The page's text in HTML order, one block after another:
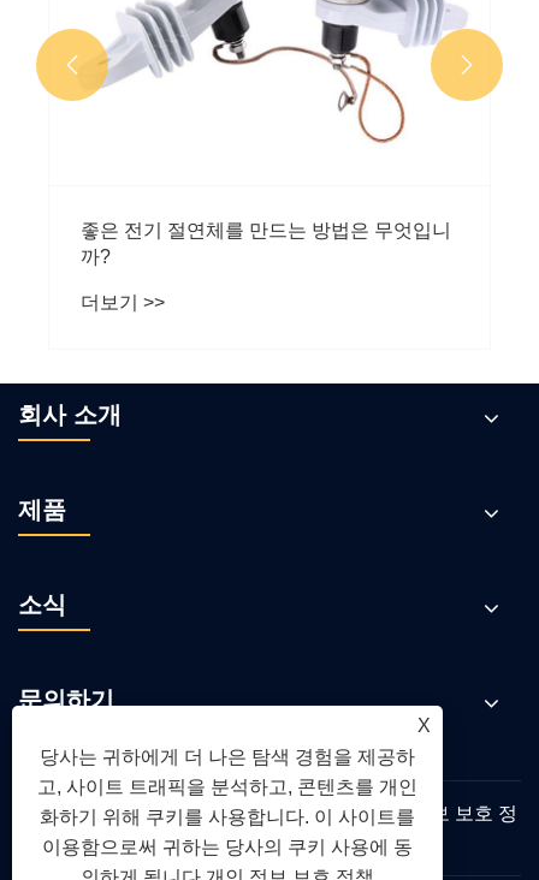
좋은 전기 절연체를 만드는 방법은 무엇입니
까?
더보기 >>
 
회사 소개
제품
소식
문의하기
Links Sitemap RSS XML
개인 정보 보호 정
책
X
당사는 귀하에게 더 나은 탐색 경험을 제공하
고, 사이트 트래픽을 분석하고, 콘텐츠를 개인
화하기 위해 쿠키를 사용합니다. 이 사이트를
이용함으로써 귀하는 당사의 쿠키 사용에 동